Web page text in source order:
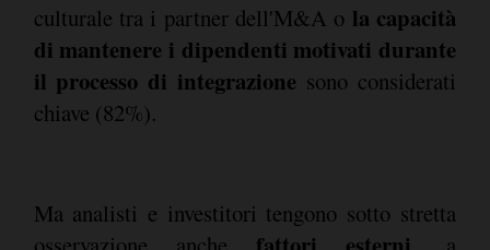
culturale tra i partner dell'M&A o la capacità
di mantenere i dipendenti motivati durante
il processo di integrazione sono considerati
chiave (82%).
Ma analisti e investitori tengono sotto stretta